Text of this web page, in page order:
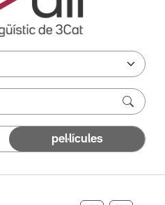
pel·lícules